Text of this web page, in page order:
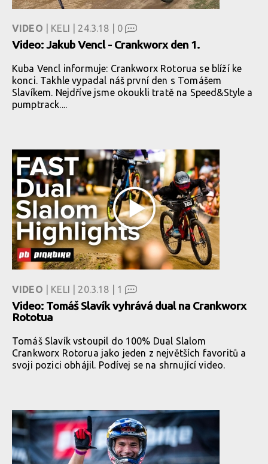
VIDEO | KELI | 24.3.18 | 0
Video: Jakub Vencl - Crankworx den 1.
Kuba Vencl informuje: Crankworx Rotorua se blíží ke
konci. Takhle vypadal náš první den s Tomášem
Slavíkem. Nejdříve jsme okoukli tratě na Speed&Style a
pumptrack....
VIDEO | KELI | 20.3.18 | 1
Video: Tomáš Slavík vyhrává dual na Crankworx
Rototua
Tomáš Slavík vstoupil do 100% Dual Slalom
Crankworx Rotorua jako jeden z největších favoritů a
svoji pozici obhájil. Podívej se na shrnující video.